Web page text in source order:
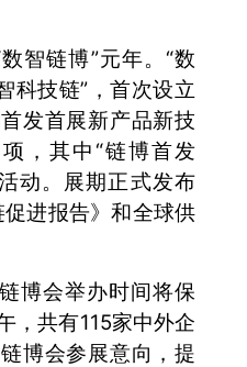
智链博”元年。“数
科技链”，首次设立
发首展新产品新技
，其中“链博首发
动。展期正式发布
进报告》和全球供
博会举办时间将保
，共有115家中外企
博会参展意向，提